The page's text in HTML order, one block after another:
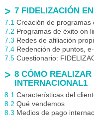
7 FIDELIZACIÓN
7.1 Creación de programas
7.2 Programas de éxito on
7.3 Redes de afiliación
7.4Redención de puntos,
7.5Cuestionario:
8 CÓMO
INTERNACIONAL1
8.1 Características del
8.2 Qué vendemos
8.3 Medios de pago